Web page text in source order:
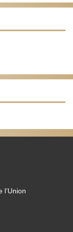
l’Union